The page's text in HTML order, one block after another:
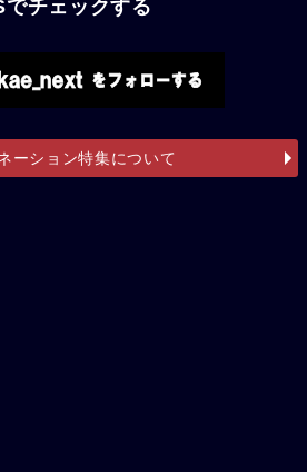
でチェックする
ーション特集について